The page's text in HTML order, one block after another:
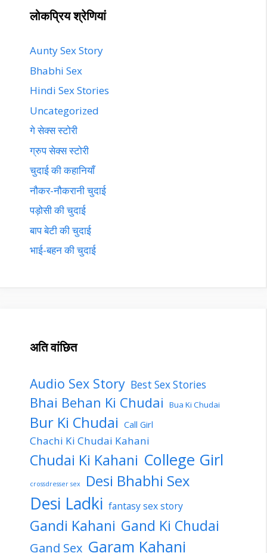
लोकप्रिय श्रेणियां
Aunty Sex Story
Bhabhi Sex
Hindi Sex Stories
Uncategorized
गे सेक्स स्टोरी
ग्रुप सेक्स स्टोरी
चुदाई की कहानियाँ
नौकर-नौकरानी चुदाई
पड़ोसी की चुदाई
बाप बेटी की चुदाई
भाई-बहन की चुदाई
अति वांछित
Audio Sex Story Best Sex Stories
Bhai Behan Ki Chudai Bua Ki Chudai
Bur Ki Chudai Call Girl
Chachi Ki Chudai Kahani
Chudai Ki Kahani College Girl
crossdresser sex Desi Bhabhi Sex
Desi Ladki fantasy sex story
Gandi Kahani Gand Ki Chudai
Gand Sex Garam Kahani